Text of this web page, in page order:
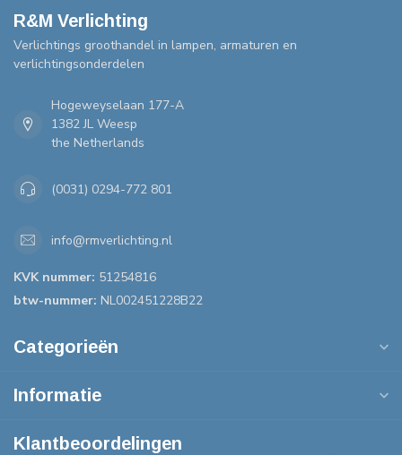
R&M Verlichting
Verlichtings groothandel in lampen, armaturen en
verlichtingsonderdelen
Hogeweyselaan 177-A
1382 JL Weesp
the Netherlands
(0031) 0294-772 801
info@rmverlichting.nl
KVK nummer: 51254816
btw-nummer: NL002451228B22
Categorieën
Informatie
Klantbeoordelingen